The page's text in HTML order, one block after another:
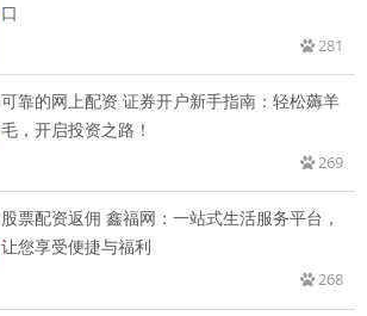
口
281
可靠的网上配资 证券开户新手指南：轻松薅羊
毛，开启投资之路！
269
股票配资返佣 鑫福网：一站式生活服务平台，
让您享受便捷与福利
268